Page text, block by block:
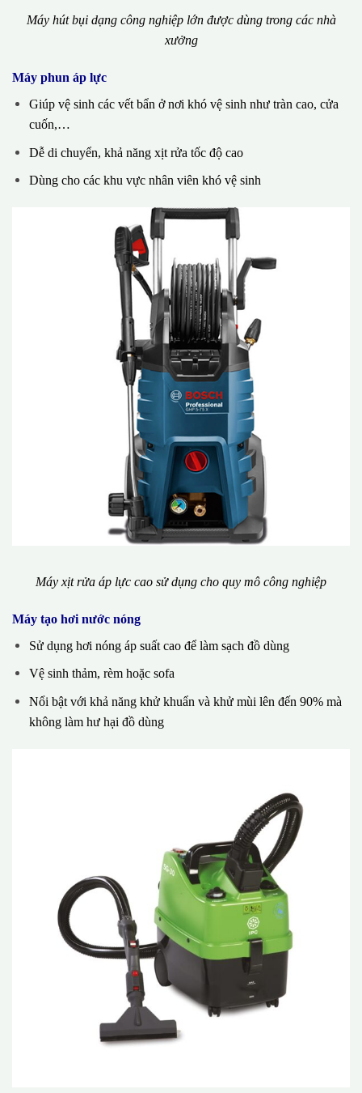
Máy hút bụi dạng công nghiệp lớn được dùng trong các nhà
xưởng
Máy phun áp lực
Giúp vệ sinh các vết bẩn ở nơi khó vệ sinh như tràn cao, cửa
cuốn,…
Dễ di chuyển, khả năng xịt rửa tốc độ cao
Dùng cho các khu vực nhân viên khó vệ sinh
Máy xịt rửa áp lực cao sử dụng cho quy mô công nghiệp
Máy tạo hơi nước nóng
Sử dụng hơi nóng áp suất cao để làm sạch đồ dùng
Vệ sinh thảm, rèm hoặc sofa
Nổi bật với khả năng khử khuẩn và khử mùi lên đến 90% mà
không làm hư hại đồ dùng